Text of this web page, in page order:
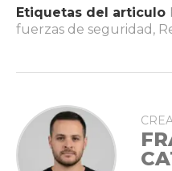
Etiquetas del articulo
fuerzas de seguridad ,